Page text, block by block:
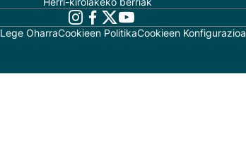
Lege OharraCookieen PolitikaCookieen Konfigurazioa